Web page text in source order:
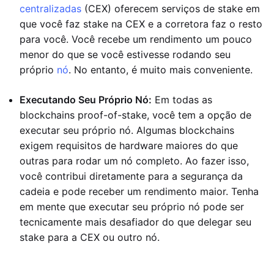
centralizadas (CEX) oferecem serviços de stake em
que você faz stake na CEX e a corretora faz o resto
para você. Você recebe um rendimento um pouco
menor do que se você estivesse rodando seu
próprio nó. No entanto, é muito mais conveniente.
Executando Seu Próprio Nó: Em todas as
blockchains proof-of-stake, você tem a opção de
executar seu próprio nó. Algumas blockchains
exigem requisitos de hardware maiores do que
outras para rodar um nó completo. Ao fazer isso,
você contribui diretamente para a segurança da
cadeia e pode receber um rendimento maior. Tenha
em mente que executar seu próprio nó pode ser
tecnicamente mais desafiador do que delegar seu
stake para a CEX ou outro nó.